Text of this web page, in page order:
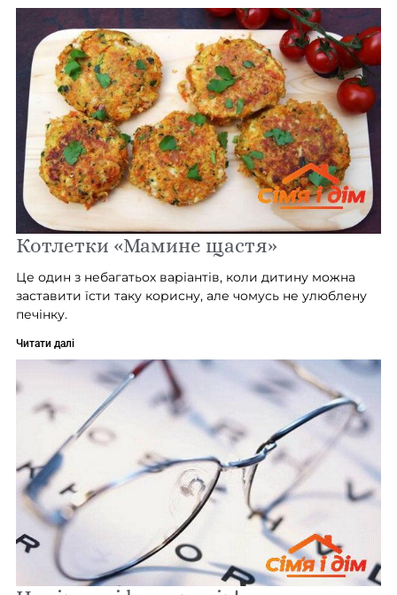
Котлетки «Мамине щастя»
Це один з небагатьох варіантів, коли дитину можна
заставити їсти таку корисну, але чомусь не улюблену
печінку.
Читати далі